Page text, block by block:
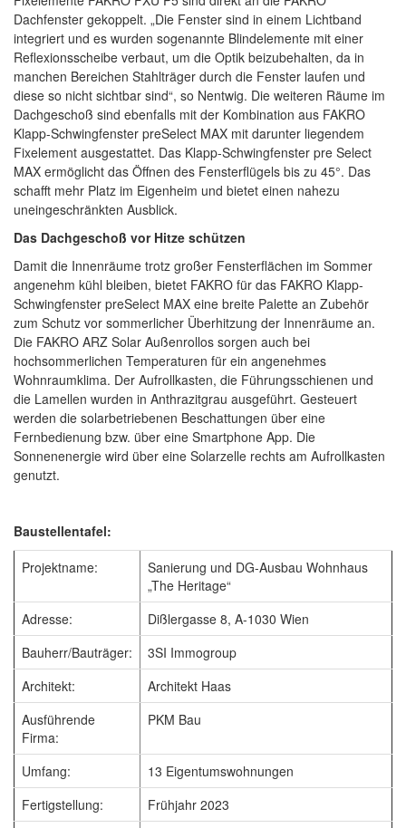
Dachfenster gekoppelt. „Die Fenster sind in einem Lichtband
integriert und es wurden sogenannte Blindelemente mit einer
Reflexionsscheibe verbaut, um die Optik beizubehalten, da in
manchen Bereichen Stahlträger durch die Fenster laufen und
diese so nicht sichtbar sind“, so Nentwig. Die weiteren Räume im
Dachgeschoß sind ebenfalls mit der Kombination aus FAKRO
Klapp-Schwingfenster preSelect MAX mit darunter liegendem
Fixelement ausgestattet. Das Klapp-Schwingfenster pre Select
MAX ermöglicht das Öffnen des Fensterflügels bis zu 45°. Das
schafft mehr Platz im Eigenheim und bietet einen nahezu
uneingeschränkten Ausblick.
Das Dachgeschoß vor Hitze schützen
Damit die Innenräume trotz großer Fensterflächen im Sommer
angenehm kühl bleiben, bietet FAKRO für das FAKRO Klapp-
Schwingfenster preSelect MAX eine breite Palette an Zubehör
zum Schutz vor sommerlicher Überhitzung der Innenräume an.
Die FAKRO ARZ Solar Außenrollos sorgen auch bei
hochsommerlichen Temperaturen für ein angenehmes
Wohnraumklima. Der Aufrollkasten, die Führungsschienen und
die Lamellen wurden in Anthrazitgrau ausgeführt. Gesteuert
werden die solarbetriebenen Beschattungen über eine
Fernbedienung bzw. über eine Smartphone App. Die
Sonnenenergie wird über eine Solarzelle rechts am Aufrollkasten
genutzt.
Baustellentafel:
Projektname:
Sanierung und DG-Ausbau Wohnhaus
„The Heritage“
Adresse:
Dißlergasse 8, A-1030 Wien
Bauherr/Bauträger:
3SI Immogroup
Architekt:
Architekt Haas
Ausführende
Firma:
PKM Bau
Umfang:
13 Eigentumswohnungen
Fertigstellung:
Frühjahr 2023